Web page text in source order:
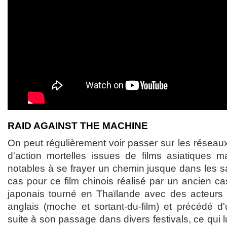
RAID AGAINST THE MACHINE
On peut régulièrement voir passer sur les
d'action mortelles issues de films asiatiques
notables à se frayer un chemin jusque dans les
cas pour ce film chinois réalisé par un ancien
japonais tourné en Thaïlande avec des acteurs
anglais (moche et sortant-du-film) et précédé
suite à son passage dans divers festivals, ce qui